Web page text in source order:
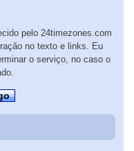
pelo 24timezones.com
no texto e links. Eu
o serviço, no caso o